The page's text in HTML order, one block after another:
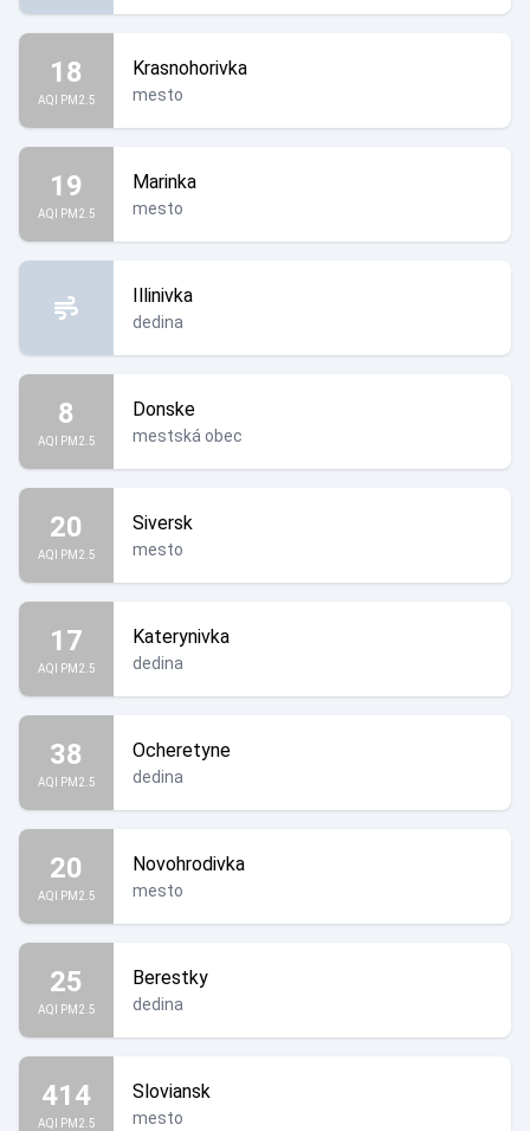
18
AQI PM2.5
Krasnohorivka
mesto
19
AQI PM2.5
Marinka
mesto
Illinivka
dedina
8
AQI PM2.5
Donske
mestská obec
20
AQI PM2.5
Siversk
mesto
17
AQI PM2.5
Katerynivka
dedina
38
AQI PM2.5
Ocheretyne
dedina
20
AQI PM2.5
Novohrodivka
mesto
25
AQI PM2.5
Berestky
dedina
414
AQI PM2.5
Sloviansk
mesto